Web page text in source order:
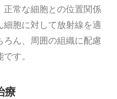
正常な細胞との位置関係
胞に対して放射線を適
ん、周囲の組織に配慮
す。
療